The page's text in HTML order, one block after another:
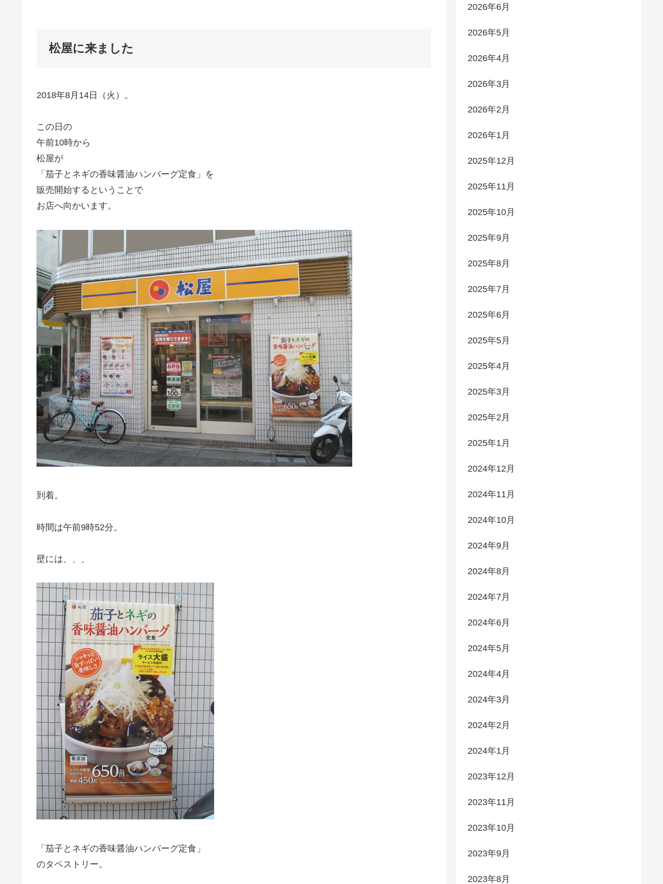
松屋に来ました
2018年8月14日（火）。
この日の
午前10時から
松屋が
「茄子とネギの香味醤油ハンバーグ定食」を
販売開始するということで
お店へ向かいます。
到着。
時間は午前9時52分。
壁には、、、
「茄子とネギの香味醤油ハンバーグ定食」
のタペストリー。
2026年6月
2026年5月
2026年4月
2026年3月
2026年2月
2026年1月
2025年12月
2025年11月
2025年10月
2025年9月
2025年8月
2025年7月
2025年6月
2025年5月
2025年4月
2025年3月
2025年2月
2025年1月
2024年12月
2024年11月
2024年10月
2024年9月
2024年8月
2024年7月
2024年6月
2024年5月
2024年4月
2024年3月
2024年2月
2024年1月
2023年12月
2023年11月
2023年10月
2023年9月
2023年8月